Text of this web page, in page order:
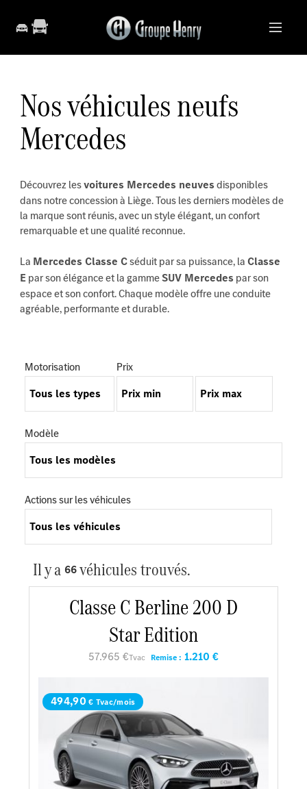
Nos véhicules neufs
Mercedes
Découvrez lesvoitures Mercedes neuvesdisponibles
dans notre concession à Liège. Tous les derniers modèles de
la marque sont réunis, avec un style élégant, un confort
remarquable et une qualité reconnue.
La Mercedes Classe Cséduit par sa puissance, laClasse
E par son élégance et la gammeSUV Mercedes par son
espace et son confort. Chaque modèle offre une conduite
agréable, performante et durable.
Motorisation Prix
Modèle
Actions sur les véhicules
Il y a 66véhicules trouvés.
494,90 € Tvac/mois
Classe C Berline 200 D
Star Edition
57.965 €Tvac Remise : 1.210 €